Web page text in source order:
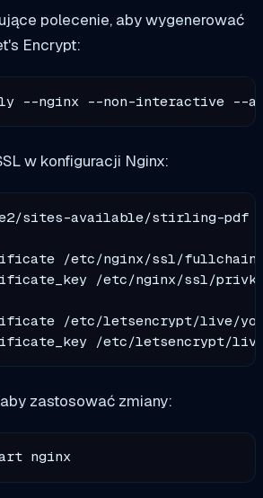
polecenie, aby wygenerować
Encrypt:
--nginx --non-interactive --
w konfiguracji Nginx:
sites-available/stirling-pdf
/etc/nginx/ssl/
/etc/nginx/ssl/
/etc/letsencrypt/live/
zastosować zmiany: